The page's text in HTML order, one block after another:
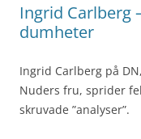
Ingrid Carlberg
dumheter
Ingrid Carlberg på
Nuders fru, sprider
skruvade ”analyser”.